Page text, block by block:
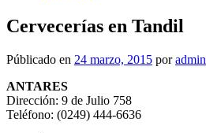
Cervecerías en Tandil
Públicado en 24 marzo, 2015 poradmin
ANTARES
Dirección: 9 de Julio 758
Teléfono: (0249) 444-6636